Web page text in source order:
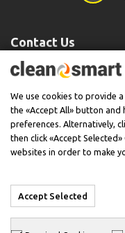
Contact Us
Information
Support
© 2026 CleanSmart -
We use cookies to provide
the «Accept All» button
preferences. Alternatively,
then click «Accept
websites in order to make
Accept Selected